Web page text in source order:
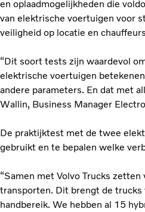
en oplaadmogelijkheden die
van elektrische voertuigen voor
veiligheid op locatie en
“Dit soort tests zijn waardevol
elektrische voertuigen
andere parameters. En dat met
Wallin, Business Manager
De praktijktest met de twee
gebruikt en te bepalen welke
“Samen met Volvo Trucks
transporten. Dit brengt de
handbereik. We hebben al 15